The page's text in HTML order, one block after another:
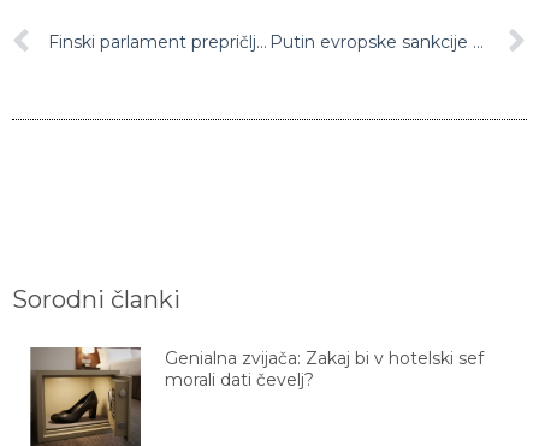
Finski parlament prepričljivo podprl priključitev k Natu Putin evropske sankcije zoper Rusijo označil za ‘gospodarski samomor’
Sorodni članki
Genialna zvijača: Zakaj bi v hotelski sef
morali dati čevelj?